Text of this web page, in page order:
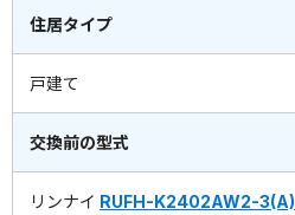
住居タイプ
戸建て
交換前の型式
リンナイ RUFH-K2402AW2-3(A)